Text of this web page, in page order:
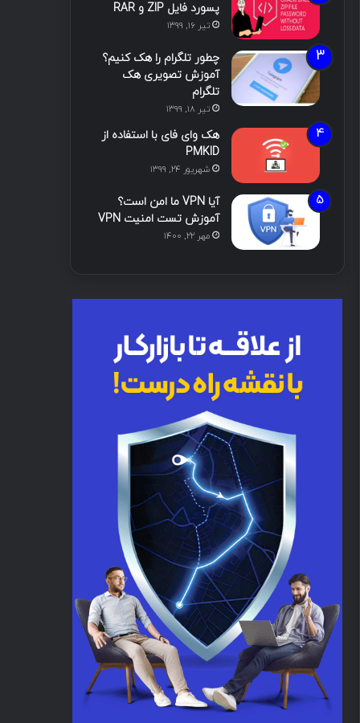
پسورد فایل ZIP و RAR
تیر ۱۶, ۱۳۹۹
چطور تلگرام را هک کنیم؟
آموزش تصویری هک
تلگرام
تیر ۱۸, ۱۳۹۹
هک وای فای با استفاده از
PMKID
شهریور ۲۴, ۱۳۹۹
آیا VPN ما امن است؟
آموزش تست امنیت VPN
مهر ۲۲, ۱۴۰۰